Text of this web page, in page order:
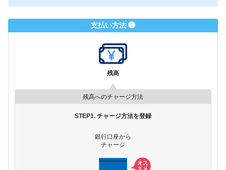
支払い方法 ❶
残高
残高へのチャージ方法
STEP1. チャージ方法を登録
銀行口座から
チャージ